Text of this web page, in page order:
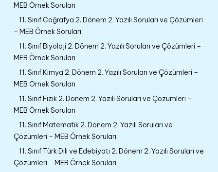
MEB Örnek Soruları
11. Sınıf Coğrafya 2. Dönem 2. Yazılı Soruları ve Çözümleri
– MEB Örnek Soruları
11. Sınıf Biyoloji 2. Dönem 2. Yazılı Soruları ve Çözümleri –
MEB Örnek Soruları
11. Sınıf Kimya 2. Dönem 2. Yazılı Soruları ve Çözümleri –
MEB Örnek Soruları
11. Sınıf Fizik 2. Dönem 2. Yazılı Soruları ve Çözümleri –
MEB Örnek Soruları
11. Sınıf Matematik 2. Dönem 2. Yazılı Soruları ve
Çözümleri – MEB Örnek Soruları
11. Sınıf Türk Dili ve Edebiyatı 2. Dönem 2. Yazılı Soruları ve
Çözümleri – MEB Örnek Soruları